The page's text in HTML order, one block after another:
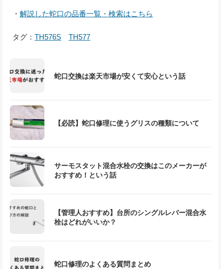
・ 解説した蛇口の品番一覧・検索はこちら
タグ： TH576S TH577
蛇口交換は楽天市場が安くて安心という話
【必読】蛇口修理に使うグリスの種類について
サーモスタット混合水栓の交換はこのメーカーが
おすすめ！という話
【管理人おすすめ】台所のシングルレバー混合水
栓はどれがいいか？
蛇口修理のよくある質問まとめ